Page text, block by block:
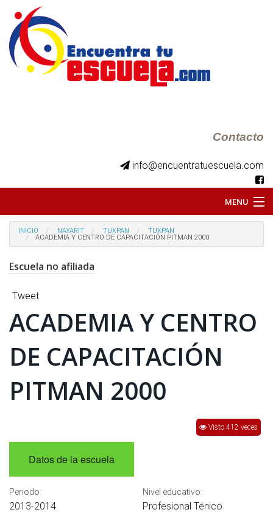
Contacto
info@encuentratuescuela.com
MENU
INICIO
CONTRATA PUBLICIDAD
INICIO NAYARIT TUXPAN
TUXPAN
ACADEMIA Y CENTRO DE CAPACITACIÓN PITMAN 2000
Escuela no afiliada
Tweet
ACADEMIA Y CENTRO
DE CAPACITACIÓN
PITMAN 2000
Visto 412 veces
Datos de la escuela
Periodo:
2013-2014
Nivel educativo:
Profesional Ténico